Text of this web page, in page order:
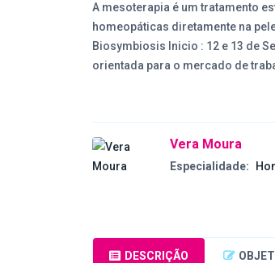
A mesoterapia é um tratamento
homeopáticas diretamente na
Biosymbiosis Inicio : 12 e 13 de
orientada para o mercado de
Vera Moura
Especialidade:
DESCRIÇÃO